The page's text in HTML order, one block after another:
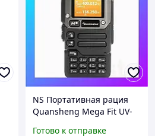
NS Портативная рация
Quansheng Mega Fit UV-
Готово к отправке